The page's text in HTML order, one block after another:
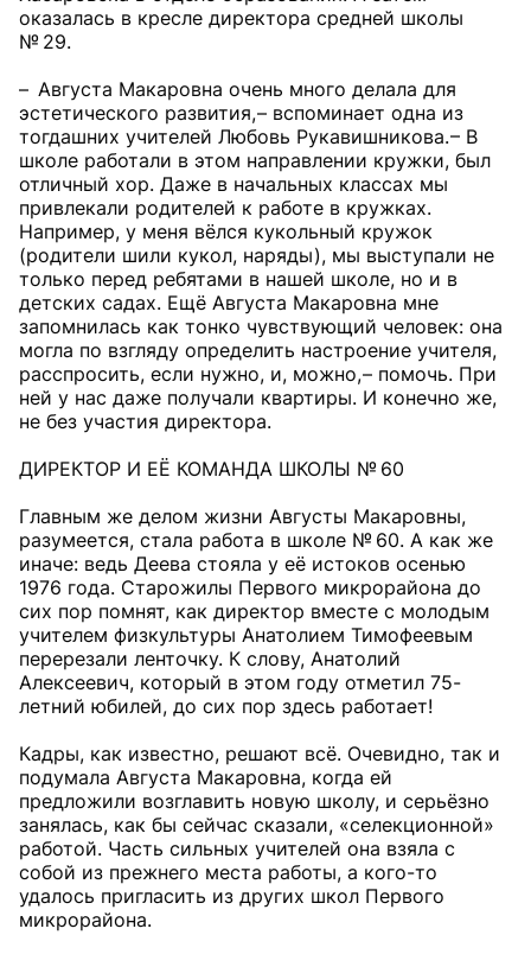
оказалась в кресле директора средней школы
№ 29.
– Августа Макаровна очень много делала для
эстетического развития, – вспоминает одна из
тогдашних учителей Любовь Рукавишникова. – В
школе работали в этом направлении кружки, был
отличный хор. Даже в начальных классах мы
привлекали родителей к работе в кружках.
Например, у меня вёлся кукольный кружок
(родители шили кукол, наряды), мы выступали не
только перед ребятами в нашей школе, но и в
детских садах. Ещё Августа Макаровна мне
запомнилась как тонко чувствующий человек: она
могла по взгляду определить настроение учителя,
расспросить, если нужно, и, можно, – помочь. При
ней у нас даже получали квартиры. И конечно же,
не без участия директора.
ДИРЕКТОР И ЕЁ КОМАНДА ШКОЛЫ № 60
Главным же делом жизни Августы Макаровны,
разумеется, стала работа в школе № 60. А как же
иначе: ведь Деева стояла у её истоков осенью
1976 года. Старожилы Первого микрорайона до
сих пор помнят, как директор вместе с молодым
учителем физкультуры Анатолием Тимофеевым
перерезали ленточку. К слову, Анатолий
Алексеевич, который в этом году отметил 75-
летний юбилей, до сих пор здесь работает!
Кадры, как известно, решают всё. Очевидно, так и
подумала Августа Макаровна, когда ей
предложили возглавить новую школу, и серьёзно
занялась, как бы сейчас сказали, «селекционной»
работой. Часть сильных учителей она взяла с
собой из прежнего места работы, а кого-то
удалось пригласить из других школ Первого
микрорайона.